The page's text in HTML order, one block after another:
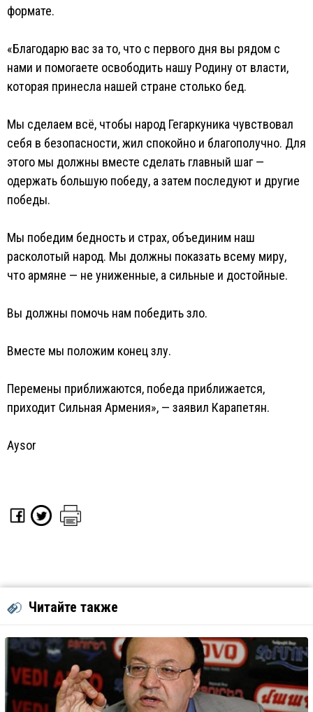
формате.
«Благодарю вас за то, что с первого дня вы рядом с
нами и помогаете освободить нашу Родину от власти,
которая принесла нашей стране столько бед.
Мы сделаем всё, чтобы народ Гегаркуника чувствовал
себя в безопасности, жил спокойно и благополучно. Для
этого мы должны вместе сделать главный шаг —
одержать большую победу, а затем последуют и другие
победы.
Мы победим бедность и страх, объединим наш
расколотый народ. Мы должны показать всему миру,
что армяне — не униженные, а сильные и достойные.
Вы должны помочь нам победить зло.
Вместе мы положим конец злу.
Перемены приближаются, победа приближается,
приходит Сильная Армения», — заявил Карапетян.
Aysor
Читайте также